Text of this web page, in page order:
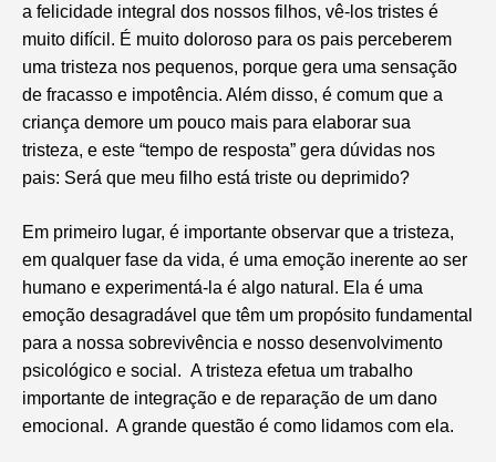
a felicidade integral dos nossos filhos, vê-los tristes é
muito difícil. É muito doloroso para os pais perceberem
uma tristeza nos pequenos, porque gera uma sensação
de fracasso e impotência. Além disso, é comum que a
criança demore um pouco mais para elaborar sua
tristeza, e este “tempo de resposta” gera dúvidas nos
pais: Será que meu filho está triste ou deprimido?
Em primeiro lugar, é importante observar que a tristeza,
em qualquer fase da vida, é uma emoção inerente ao ser
humano e experimentá-la é algo natural. Ela é uma
emoção desagradável que têm um propósito fundamental
para a nossa sobrevivência e nosso desenvolvimento
psicológico e social. A tristeza efetua um trabalho
importante de integração e de reparação de um dano
emocional. A grande questão é como lidamos com ela.